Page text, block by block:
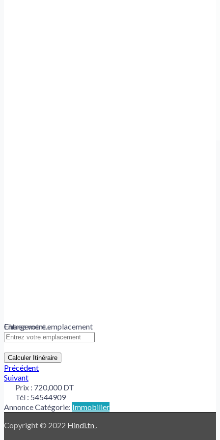
Chargement...
Entrez votre emplacement
Calculer Itinéraire
Précédent
Suivant
Prix : 720,000 DT
Tél : 54544909
Annonce Catégorie: Immobilier
Copyright © 2022 Hindi.tn .